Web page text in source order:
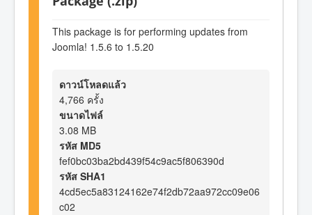
This package is for performing updates from
Joomla! 1.5.6 to 1.5.20
ดาวน์โหลดแล้ว
4,766 ครั้ง
ขนาดไฟล์
3.08 MB
รหัส MD5
fef0bc03ba2bd439f54c9ac5f806390d
รหัส SHA1
4cd5ec5a83124162e74f2db72aa972cc09e06
c02